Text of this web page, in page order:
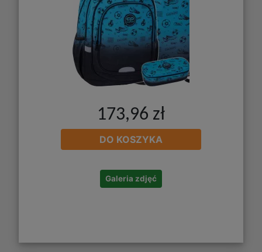
173,96 zł
DO KOSZYKA
Galeria zdjęć